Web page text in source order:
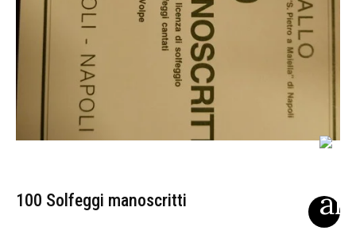
100 Solfeggi manoscritti